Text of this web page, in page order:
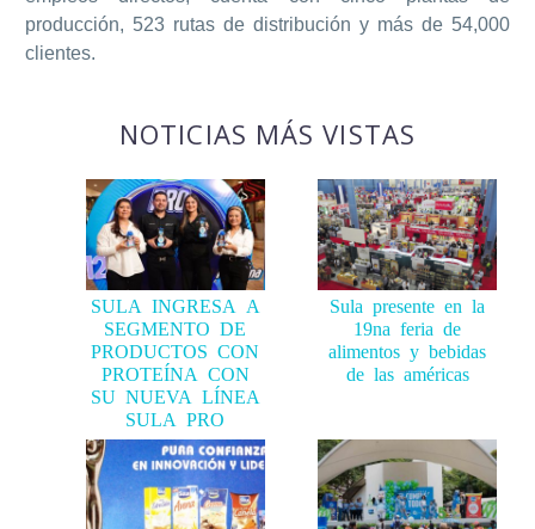
clientes.
SULA INGRESA A
SEGMENTO DE
PRODUCTOS CON
PROTEÍNA CON
SU NUEVA LÍNEA
SULA PRO
Sula presente en la
19na feria de
alimentos y bebidas
de las américas